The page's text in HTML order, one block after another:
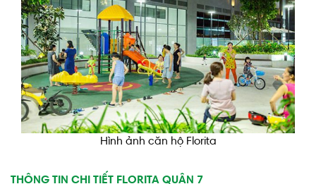
Hình ảnh căn hộ Florita
THÔNG TIN CHI TIẾT FLORITA QUẬN 7